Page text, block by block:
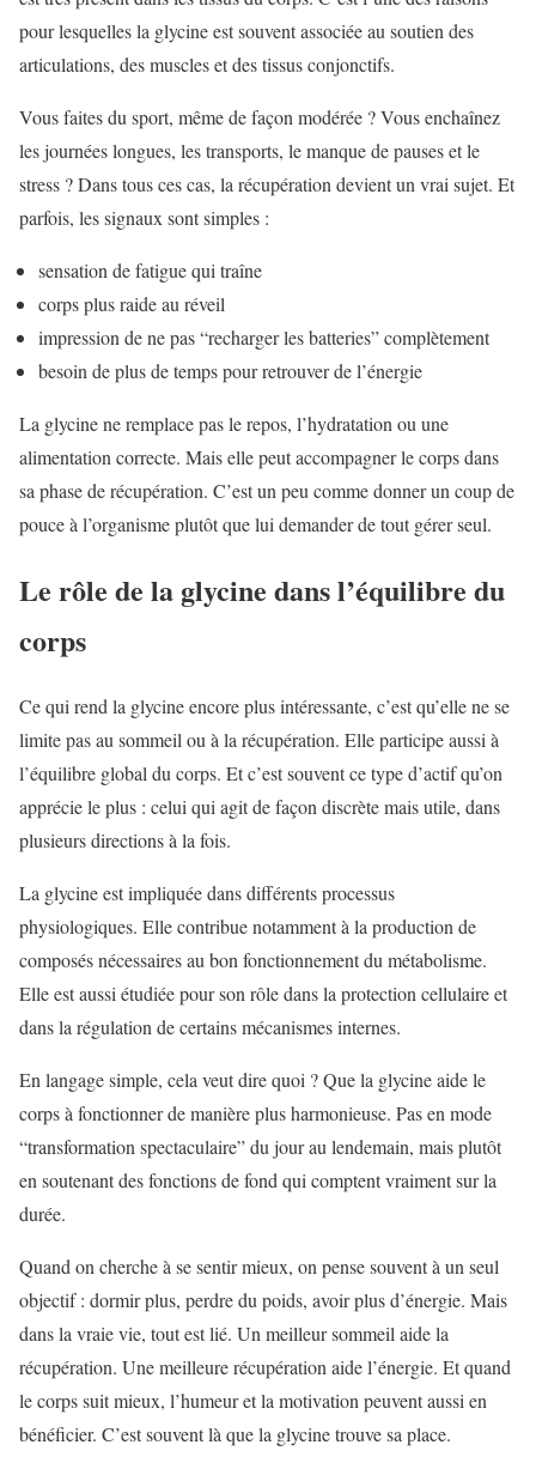
pour lesquelles la glycine est souvent associée au soutien des
articulations, des muscles et des tissus conjonctifs.
Vous faites du sport, même de façon modérée ? Vous enchaînez
les journées longues, les transports, le manque de pauses et le
stress ? Dans tous ces cas, la récupération devient un vrai sujet. Et
parfois, les signaux sont simples :
sensation de fatigue qui traîne
corps plus raide au réveil
impression de ne pas “recharger les batteries” complètement
besoin de plus de temps pour retrouver de l’énergie
La glycine ne remplace pas le repos, l’hydratation ou une
alimentation correcte. Mais elle peut accompagner le corps dans
sa phase de récupération. C’est un peu comme donner un coup de
pouce à l’organisme plutôt que lui demander de tout gérer seul.
Le rôle de la glycine dans l’équilibre du
corps
Ce qui rend la glycine encore plus intéressante, c’est qu’elle ne se
limite pas au sommeil ou à la récupération. Elle participe aussi à
l’équilibre global du corps. Et c’est souvent ce type d’actif qu’on
apprécie le plus : celui qui agit de façon discrète mais utile, dans
plusieurs directions à la fois.
La glycine est impliquée dans différents processus
physiologiques. Elle contribue notamment à la production de
composés nécessaires au bon fonctionnement du métabolisme.
Elle est aussi étudiée pour son rôle dans la protection cellulaire et
dans la régulation de certains mécanismes internes.
En langage simple, cela veut dire quoi ? Que la glycine aide le
corps à fonctionner de manière plus harmonieuse. Pas en mode
“transformation spectaculaire” du jour au lendemain, mais plutôt
en soutenant des fonctions de fond qui comptent vraiment sur la
durée.
Quand on cherche à se sentir mieux, on pense souvent à un seul
objectif : dormir plus, perdre du poids, avoir plus d’énergie. Mais
dans la vraie vie, tout est lié. Un meilleur sommeil aide la
récupération. Une meilleure récupération aide l’énergie. Et quand
le corps suit mieux, l’humeur et la motivation peuvent aussi en
bénéficier. C’est souvent là que la glycine trouve sa place.